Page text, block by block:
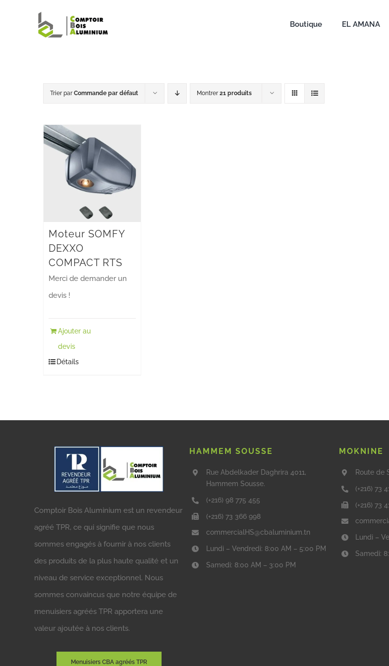
Boutique EL AMANA
Trier parCommande par défaut Montrer21 produits
Moteur SOMFY
DEXXO
COMPACT RTS
Merci de demander un
devis !
Ajouter au
devis
Détails
Comptoir Bois Aluminium est un revendeur
agréé TPR, ce qui signifie que nous
sommes engagés à fournir à nos clients
des produits de la plus haute qualité et un
niveau de service exceptionnel. Nous
sommes convaincus que notre équipe de
menuisiers agréés TPR apportera une
valeur ajoutée à nos clients.
Menuisiers CBA agréés TPR
HAMMEM SOUSSE
Rue Abdelkader Daghrira 4011,
Hammem Sousse.
(+216) 98 775 455
(+216) 73 366 998
commercialHS@cbaluminium.tn
Lundi – Vendredi: 8:00 AM – 5:00 PM
Samedi: 8:00 AM – 3:00 PM
MOKNINE
Route de
(+216) 73
(+216) 73
Lundi –
Samedi: